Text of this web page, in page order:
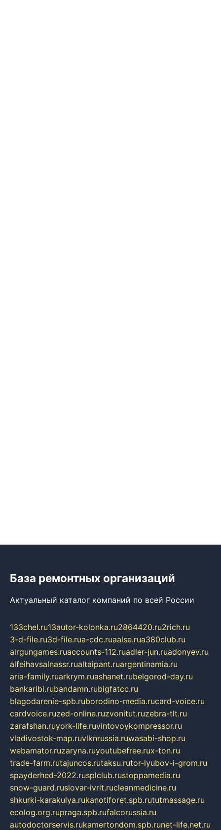
База ремонтных организаций
Актуальный каталог компаний по всей России
133chel.ru13autor-kolonka.ru2864420.ru2rich.ru
3-d-file.ru3d-file.rua-cdc.ruaalse.rua380club.ru
airgungames.ruaccounts-112.ruadler-jun.ruadonyev.ru
alfeihavsalnassr.rualtaipant.ruargentinamia.ru
aria-family.ruarkrym.ruashanet.rubelgorod-day.ru
bankaribi.rubandamn.rubigfatcc.ru
blagodarenie-spb.ruborodino-media.rucard-voice.ru
cardvoice.ruzed-online.ruzvonitut.ruzebra-tlt.ru
zarafshan.ruyork-life.ruvintovoykompressor.ru
vladivostok-map.ruvlknrussia.ruwasabi-shop.ru
webamator.ruzaryna.ruyoutubefree.rux-ton.ru
trade-farm.rutajuncos.rutaksu.rutor-lyubov-i-grom.ru
spayderhed-2022.rusplclub.rustoppamedia.ru
snow-guard.ruslovar-ivrit.rucleanmedicine.ru
shkurki-karakulya.rukanotiforet.spb.rututmassage.ru
ecolog.org.rupraga.spb.rufalcorussia.ru
autodoctorservis.rukamertondom.spb.runet-life.net.ru